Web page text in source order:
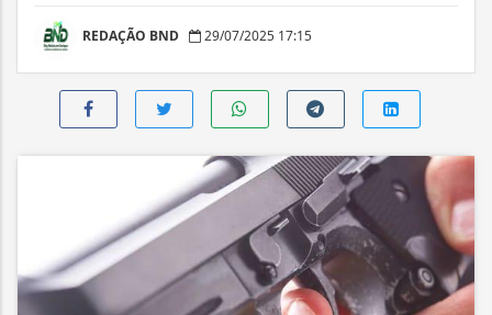
REDAÇÃO BND 29/07/2025 17:15